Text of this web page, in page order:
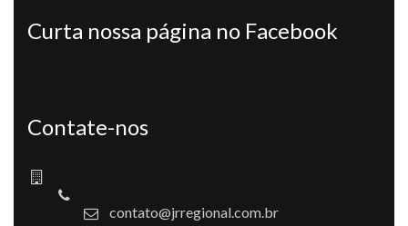
Curta nossa página no Facebook
Contate-nos
contato@jrregional.com.br